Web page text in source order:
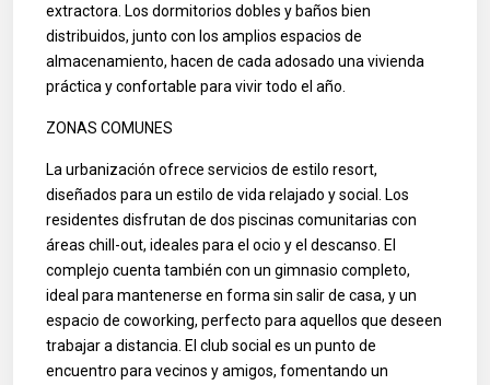
extractora. Los dormitorios dobles y baños bien
distribuidos, junto con los amplios espacios de
almacenamiento, hacen de cada adosado una vivienda
práctica y confortable para vivir todo el año.
ZONAS COMUNES
La urbanización ofrece servicios de estilo resort,
diseñados para un estilo de vida relajado y social. Los
residentes disfrutan de dos piscinas comunitarias con
áreas chill-out, ideales para el ocio y el descanso. El
complejo cuenta también con un gimnasio completo,
ideal para mantenerse en forma sin salir de casa, y un
espacio de coworking, perfecto para aquellos que deseen
trabajar a distancia. El club social es un punto de
encuentro para vecinos y amigos, fomentando un